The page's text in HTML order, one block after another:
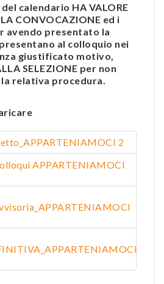
calendario HA VALORE
CONVOCAZIONE ed i
avendo presentato la
al colloquio nei
giustificato motivo,
SELEZIONE per non
relativa procedura.
2
APPARTENIAMOCI